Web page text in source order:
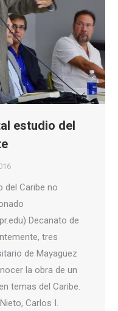
estudio del
del Caribe no
Decanato de
tres
de Mayagüez
la obra de un
temas del Caribe.
Carlos I.